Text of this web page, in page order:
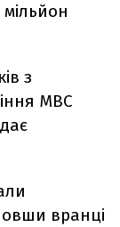
з
МВС
вранці